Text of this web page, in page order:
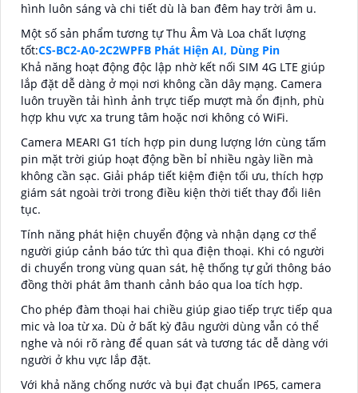
hình luôn sáng và chi tiết dù là ban đêm hay trời âm u.
Một số sản phẩm tương tự Thu Âm Và Loa chất lượng
tốt:CS-BC2-A0-2C2WPFB Phát Hiện AI, Dùng Pin
Khả năng hoạt động độc lập nhờ kết nối SIM 4G LTE giúp
lắp đặt dễ dàng ở mọi nơi không cần dây mạng. Camera
luôn truyền tải hình ảnh trực tiếp mượt mà ổn định, phù
hợp khu vực xa trung tâm hoặc nơi không có WiFi.
Camera MEARI G1 tích hợp pin dung lượng lớn cùng tấm
pin mặt trời giúp hoạt động bền bỉ nhiều ngày liền mà
không cần sạc. Giải pháp tiết kiệm điện tối ưu, thích hợp
giám sát ngoài trời trong điều kiện thời tiết thay đổi liên
tục.
Tính năng phát hiện chuyển động và nhận dạng cơ thể
người giúp cảnh báo tức thì qua điện thoại. Khi có người
di chuyển trong vùng quan sát, hệ thống tự gửi thông báo
đồng thời phát âm thanh cảnh báo qua loa tích hợp.
Cho phép đàm thoại hai chiều giúp giao tiếp trực tiếp qua
mic và loa từ xa. Dù ở bất kỳ đâu người dùng vẫn có thể
nghe và nói rõ ràng để quan sát và tương tác dễ dàng với
người ở khu vực lắp đặt.
Với khả năng chống nước và bụi đạt chuẩn IP65, camera